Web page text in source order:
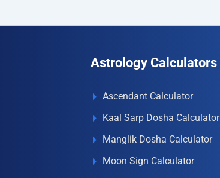
Astrology Calculators
Ascendant Calculator
Kaal Sarp Dosha Calculator
Manglik Dosha Calculator
Moon Sign Calculator